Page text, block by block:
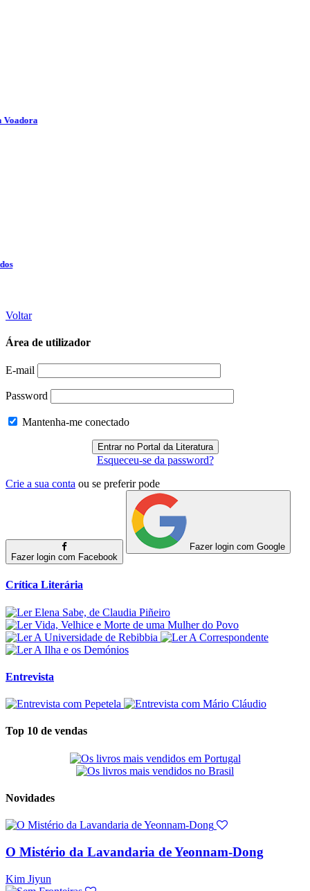
Voltar
Área de utilizador
E-mail
Password
Mantenha-me conectado
Esqueceu-se da password?
Crie a sua conta ou se preferir pode
Fazer login com Facebook
Fazer login com Google
Crítica Literária
Entrevista
Top 10 de vendas
Novidades
O Mistério da Lavandaria de Yeonnam-Dong
Kim Jiyun